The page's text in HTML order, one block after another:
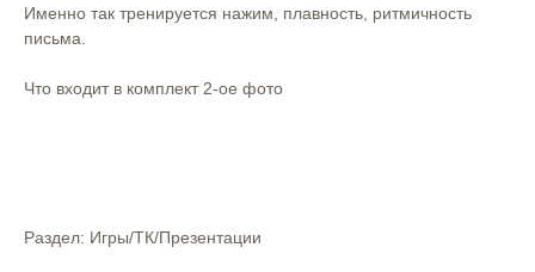
Именно так тренируется нажим, плавность, ритмичность
письма.⠀
Что входит в комплект 2-ое фото
Раздел: Игры/ТК/Презентации